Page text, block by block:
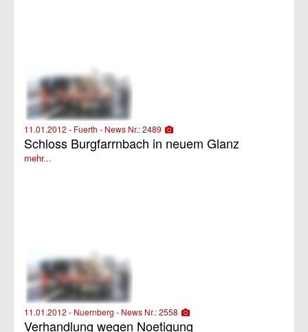
11.01.2012 - Fuerth - News Nr.: 2489
Schloss Burgfarrnbach in neuem Glanz
mehr...
11.01.2012 - Nuernberg - News Nr.: 2558
Verhandlung wegen Noetigung